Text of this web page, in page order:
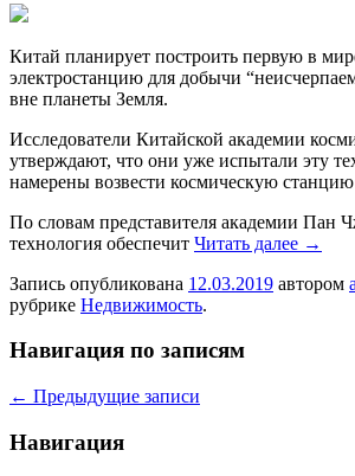
Китaй планирует построить первую в
электростанцию ​​для добычи
вне планеты Земля.
Исследователи Китайской академии
утверждают, что они уже испытали эту
намерены возвести космическую станцию
По словам представителя академии Пан
технология обеспечит Читать далее →
Запись опубликована 12.03.2019 автором
рубрике Недвижимость.
Навигация по записям
← Предыдущие записи
Навигация